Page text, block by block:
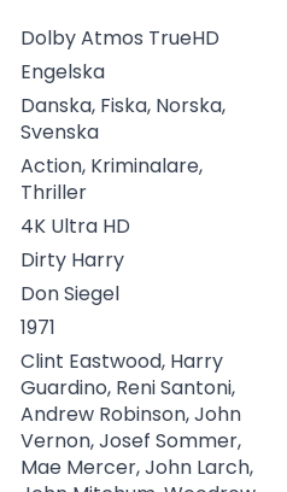
Dolby Atmos TrueHD
Engelska
Danska, Fiska, Norska,
Svenska
Action, Kriminalare,
Thriller
4K Ultra HD
Dirty Harry
Don Siegel
1971
Clint Eastwood, Harry
Guardino, Reni Santoni,
Andrew Robinson, John
Vernon, Josef Sommer,
Mae Mercer, John Larch,